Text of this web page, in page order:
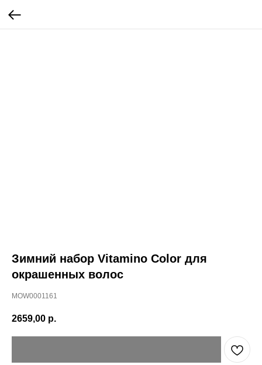
Зимний набор Vitamino Color для
окрашенных волос
MOW0001161
2659,00 р.